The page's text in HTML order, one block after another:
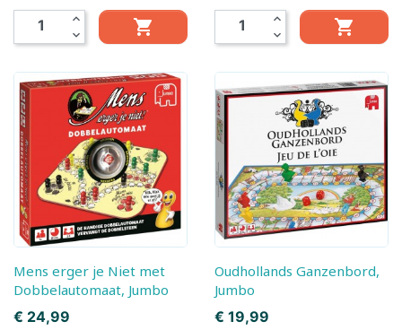
expand_less
expand_more

expand_less
expand_more

Mens erger je Niet met
Dobbelautomaat, Jumbo
Prijs
€ 24,99
Oudhollands Ganzenbord,
Jumbo
Prijs
€ 19,99